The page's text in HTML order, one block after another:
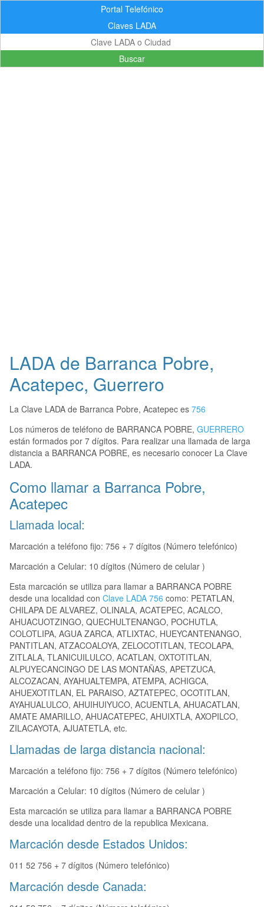
Portal Telefónico
Claves LADA
Buscar
LADA de Barranca Pobre,
Acatepec, Guerrero
La Clave LADA de Barranca Pobre, Acatepec es 756
Los números de teléfono de BARRANCA POBRE, GUERRERO
están formados por 7 dígitos. Para realizar una llamada de larga
distancia a BARRANCA POBRE, es necesario conocer La Clave
LADA.
Como llamar a Barranca Pobre,
Acatepec
Llamada local:
Marcación a teléfono fijo: 756 + 7 dígitos (Número telefónico)
Marcación a Celular: 10 dígitos (Número de celular )
Esta marcación se utiliza para llamar a BARRANCA POBRE
desde una localidad con Clave LADA 756 como: PETATLAN,
CHILAPA DE ALVAREZ, OLINALA, ACATEPEC, ACALCO,
AHUACUOTZINGO, QUECHULTENANGO, POCHUTLA,
COLOTLIPA, AGUA ZARCA, ATLIXTAC, HUEYCANTENANGO,
PANTITLAN, ATZACOALOYA, ZELOCOTITLAN, TECOLAPA,
ZITLALA, TLANICUILULCO, ACATLAN, OXTOTITLAN,
ALPUYECANCINGO DE LAS MONTAÑAS, APETZUCA,
ALCOZACAN, AYAHUALTEMPA, ATEMPA, ACHIGCA,
AHUEXOTITLAN, EL PARAISO, AZTATEPEC, OCOTITLAN,
AYAHUALULCO, AHUIHUIYUCO, ACUENTLA, AHUACATLAN,
AMATE AMARILLO, AHUACATEPEC, AHUIXTLA, AXOPILCO,
ZILACAYOTA, AJUATETLA, etc.
Llamadas de larga distancia nacional:
Marcación a teléfono fijo: 756 + 7 dígitos (Número telefónico)
Marcación a Celular: 10 dígitos (Número de celular )
Esta marcación se utiliza para llamar a BARRANCA POBRE
desde una localidad dentro de la republica Mexicana.
Marcación desde Estados Unidos:
011 52 756 + 7 dígitos (Número telefónico)
Marcación desde Canada: